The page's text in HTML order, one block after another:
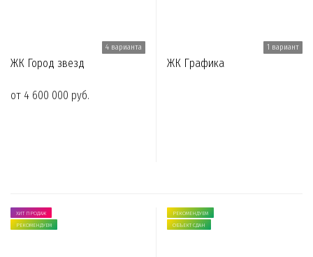
4 варианта
ЖК Город звезд
от 4 600 000 руб.
1 вариант
ЖК Графика
ХИТ ПРОДАЖ
РЕКОМЕНДУЕМ
РЕКОМЕНДУЕМ
ОБЪЕКТ СДАН